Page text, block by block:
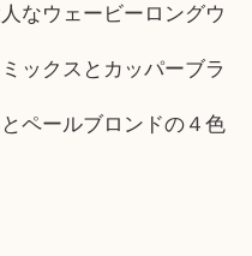
なウェービーロングウ
ックスとカッパーブラ
ペールブロンドの４色